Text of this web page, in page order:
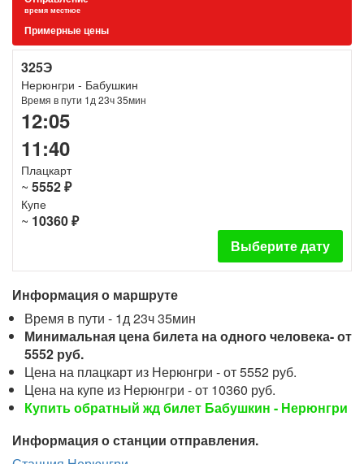
время местное
Примерные цены
325Э
Нерюнгри - Бабушкин
Время в пути 1д 23ч 35мин
12:05
11:40
Плацкарт
~ 5552 ₽
Купе
~ 10360 ₽
Выберите дату
Информация о маршруте
Время в пути - 1д 23ч 35мин
Минимальная цена билета на одного человека- от
5552 руб.
Цена на плацкарт из Нерюнгри - от 5552 руб.
Цена на купе из Нерюнгри - от 10360 руб.
Купить обратный жд билет Бабушкин - Нерюнгри
Информация о станции отправления.